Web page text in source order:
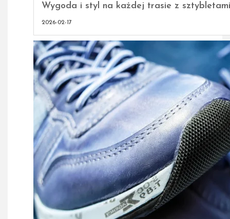
Wygoda i styl na każdej trasie z
2026-02-17